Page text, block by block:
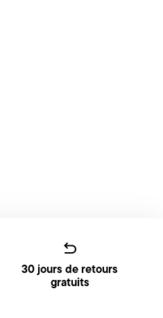
30 jours de retours
gratuits